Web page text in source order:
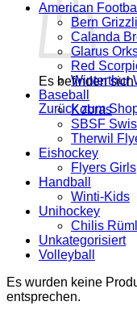
Es befinden
Zurück zum
American Football
Bern
Calanda
Glarus
Red
Winterthur
Baseball
Kobras
SBSF
Therwil
Eishockey
Flyers Girls
Handball
Winti-Kids
Unihockey
Chilis
Unkategorisiert
Volleyball
Es wurden keine
entsprechen.